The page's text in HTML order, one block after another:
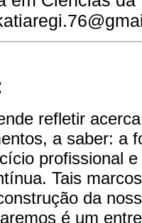
refletir
a saber: a
profissional
Tais
da
é um